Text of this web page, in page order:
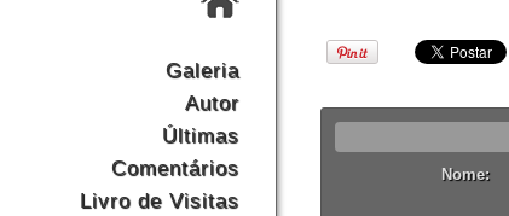
Galeria
Autor
Últimas
Comentários
Livro de Visitas
Nome: